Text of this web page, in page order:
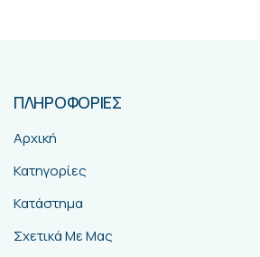
ΠΛΗΡΟΦΟΡΙΕΣ
Αρχική
Κατηγορίες
Κατάστημα
Σχετικά Με Μας